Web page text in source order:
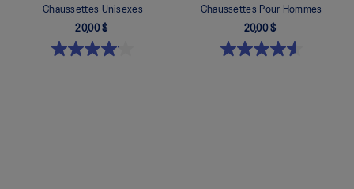
Chaussettes Unisexes
20,00 $
Chaussettes Pour Hommes
20,00 $